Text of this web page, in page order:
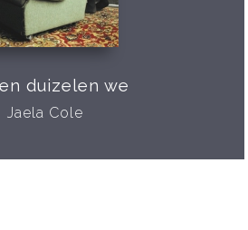
duizelen we
Jaela Cole